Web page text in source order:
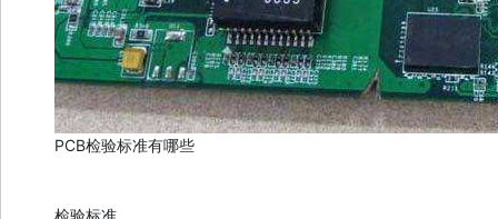
PCB检验标准有哪些
检验标准